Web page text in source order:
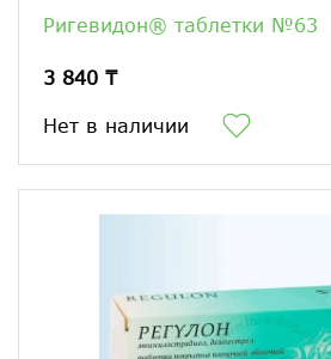
Ригевидон® таблетки №63
3 840 ₸
Нет в наличии